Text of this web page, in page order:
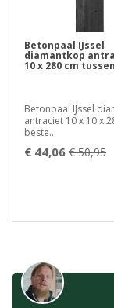
Betonpaal IJssel
diamantkop
10 x 280 cm
Betonpaal IJssel
antraciet 10 x 10 x
beste..
€ 44,06 € 50,95